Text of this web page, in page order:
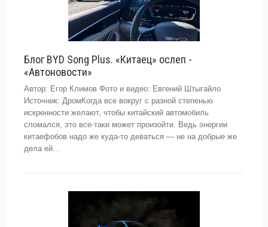
Блог BYD Song Plus. «Китаец» ослеп -
«Автоновости»
Автор: Егор Климов Фото и видео: Евгений Штыгайло
Источник: ДромКогда все вокруг с разной степенью
искренности желают, чтобы китайский автомобиль
сломался, это все-таки может произойти. Ведь энергии
китаефобов надо же куда-то деваться — не на добрые же
дела ей...